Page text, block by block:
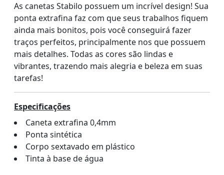
As canetas Stabilo possuem um incrível design! Sua
ponta extrafina faz com que seus trabalhos fiquem
ainda mais bonitos, pois você conseguirá fazer
traços perfeitos, principalmente nos que possuem
mais detalhes. Todas as cores são lindas e
vibrantes, trazendo mais alegria e beleza em suas
tarefas!
Especificações
Caneta extrafina 0,4mm
Ponta sintética
Corpo sextavado em plástico
Tinta à base de água